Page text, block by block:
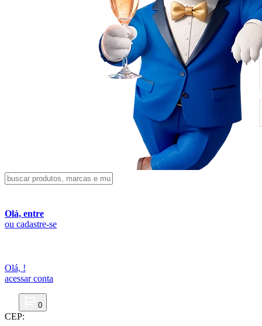
Olá, entre
ou cadastre-se
Olá, !
acessar conta
0
CEP: